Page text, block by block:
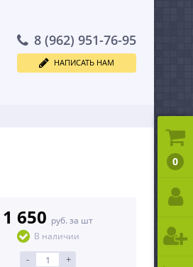
8 (962) 951-76-95
НАПИСАТЬ НАМ
1 650 руб. за шт
В наличии
- +
0